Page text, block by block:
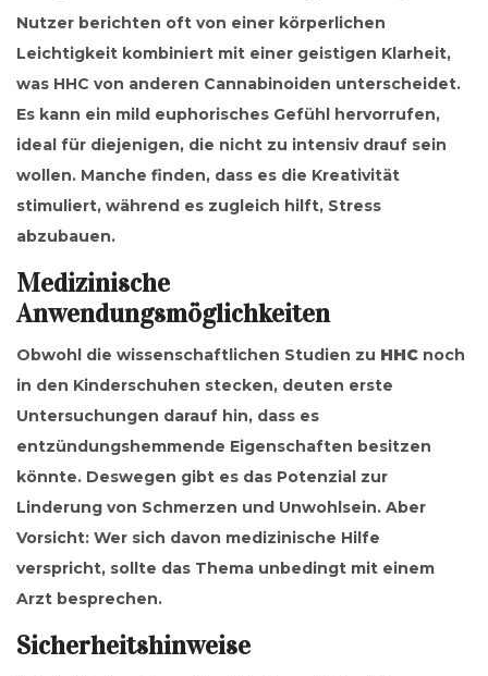
Nutzer berichten oft von einer körperlichen
Leichtigkeit kombiniert mit einer geistigen Klarheit,
was HHC von anderen Cannabinoiden unterscheidet.
Es kann ein mild euphorisches Gefühl hervorrufen,
ideal für diejenigen, die nicht zu intensiv drauf sein
wollen. Manche finden, dass es die Kreativität
stimuliert, während es zugleich hilft, Stress
abzubauen.
Medizinische
Anwendungsmöglichkeiten
Obwohl die wissenschaftlichen Studien zu HHC noch
in den Kinderschuhen stecken, deuten erste
Untersuchungen darauf hin, dass es
entzündungshemmende Eigenschaften besitzen
könnte. Deswegen gibt es das Potenzial zur
Linderung von Schmerzen und Unwohlsein. Aber
Vorsicht: Wer sich davon medizinische Hilfe
verspricht, sollte das Thema unbedingt mit einem
Arzt besprechen.
Sicherheitshinweise